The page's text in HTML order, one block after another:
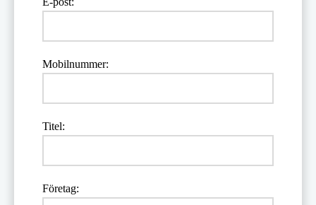
Mobilnummer:
Titel:
Företag: